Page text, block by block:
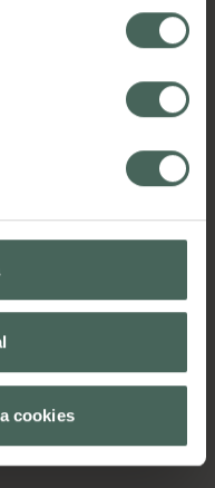
innan återkallelsen.
cookies
mobilen och på
vårt uppdrag att
att prata